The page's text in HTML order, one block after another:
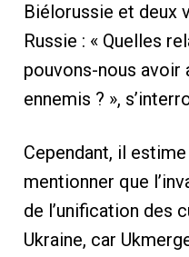
Biélorussie et deux
Russie : « Quelles
pouvons-nous avoir
ennemis ? »,
Cependant, il
mentionner que
de l’unification des
Ukraine, car